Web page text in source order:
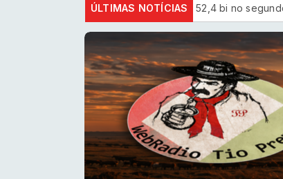
ÚLTIMAS NOTÍCIAS
tem lucro líquido de R$ 52,4 bi no segundo trimestre